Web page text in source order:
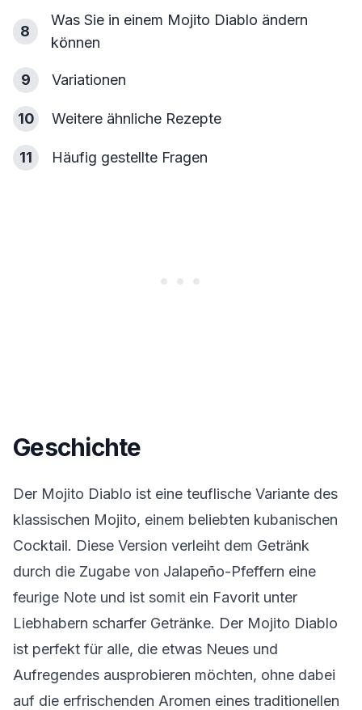
8
Was Sie in einem Mojito Diablo ändern
können
9 Variationen
10 Weitere ähnliche Rezepte
11 Häufig gestellte Fragen
Geschichte
Der Mojito Diablo ist eine teuflische Variante des
klassischen Mojito, einem beliebten kubanischen
Cocktail. Diese Version verleiht dem Getränk
durch die Zugabe von Jalapeño-Pfeffern eine
feurige Note und ist somit ein Favorit unter
Liebhabern scharfer Getränke. Der Mojito Diablo
ist perfekt für alle, die etwas Neues und
Aufregendes ausprobieren möchten, ohne dabei
auf die erfrischenden Aromen eines traditionellen